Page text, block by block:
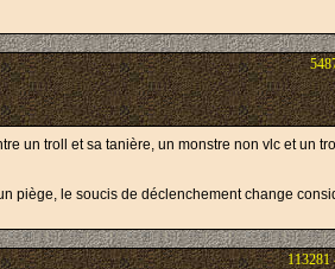
un troll et sa tanière, un monstre non vlc et un
piège, le soucis de déclenchement change
113281